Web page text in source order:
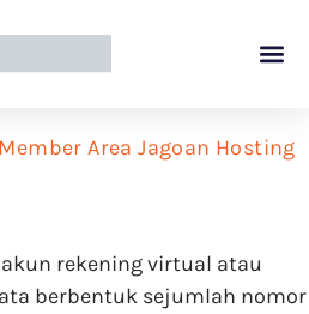
Area Jagoan Hosting
rekening virtual atau
berbentuk sejumlah nomor